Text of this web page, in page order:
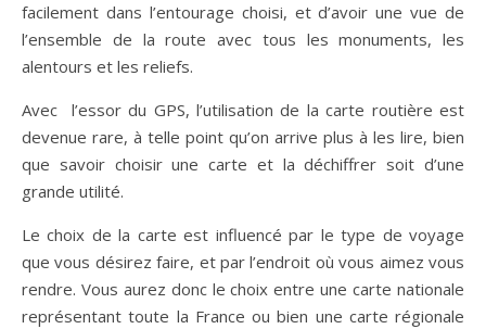
facilement dans l’entourage choisi, et d’avoir une vue de
l’ensemble de la route avec tous les monuments, les
alentours et les reliefs.
Avec l’essor du GPS, l’utilisation de la carte routière est
devenue rare, à telle point qu’on arrive plus à les lire, bien
que savoir choisir une carte et la déchiffrer soit d’une
grande utilité.
Le choix de la carte est influencé par le type de voyage
que vous désirez faire, et par l’endroit où vous aimez vous
rendre. Vous aurez donc le choix entre une carte nationale
représentant toute la France ou bien une carte régionale